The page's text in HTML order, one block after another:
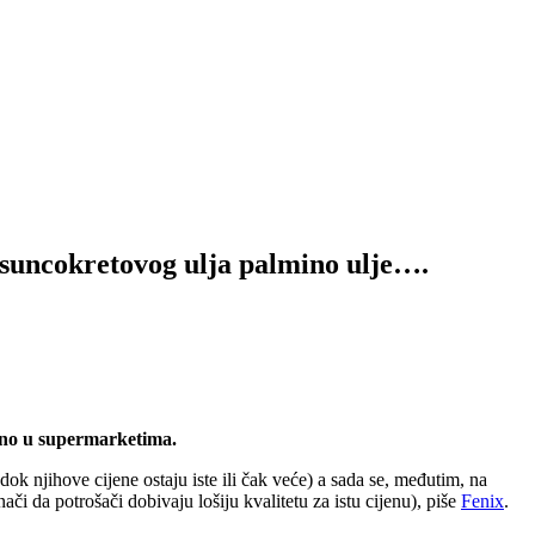
ulja palmino ulje….
u supermarketima.
njihove cijene ostaju iste ili čak veće) a sada se, međutim, na
da potrošači dobivaju lošiju kvalitetu za istu cijenu), piše Fenix.